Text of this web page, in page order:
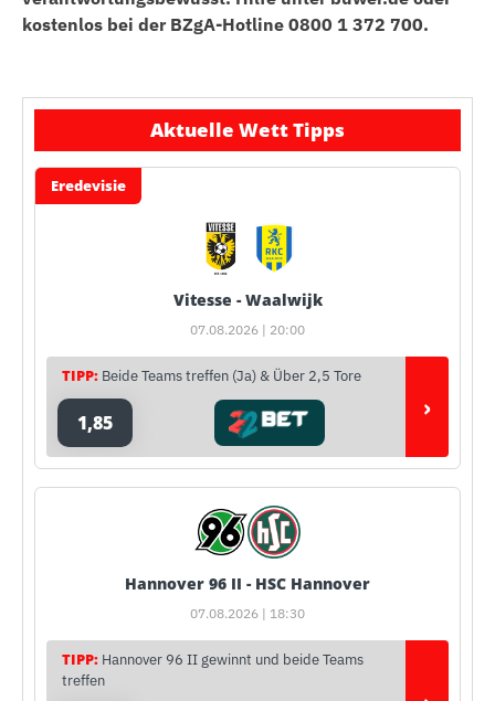
kostenlos bei der BZgA-Hotline 0800 1 372 700.
Aktuelle Wett Tipps
Eredevisie
Vitesse - Waalwijk
07.08.2026 | 20:00
TIPP: Beide Teams treffen (Ja) & Über 2,5 Tore
1,85 ›
Hannover 96 II - HSC Hannover
07.08.2026 | 18:30
TIPP: Hannover 96 II gewinnt und beide Teams
treffen